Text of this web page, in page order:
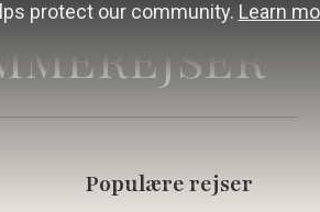
Populære rejser